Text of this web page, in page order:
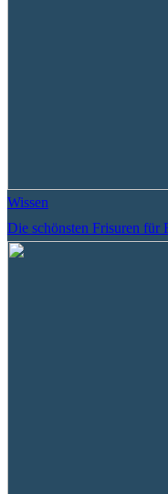
Wissen
Die schönsten Frisuren für